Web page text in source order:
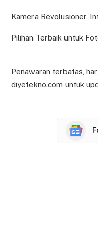
Kamera Revolusioner,
Pilihan Terbaik untuk
Penawaran terbatas,
diyetekno.com untuk